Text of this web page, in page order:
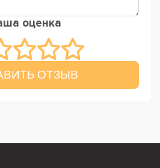
оценка
ОТЗЫВ